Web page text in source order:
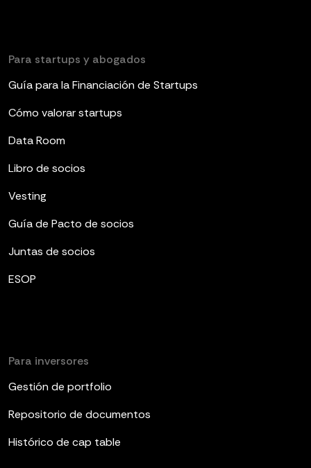
Para startups y abogados
Guía para la Financiación de Startups
Cómo valorar startups
Data Room
Libro de socios
Vesting
Guía de Pacto de socios
Juntas de socios
ESOP
Para inversores
Gestión de portfolio
Repositorio de documentos
Histórico de cap table